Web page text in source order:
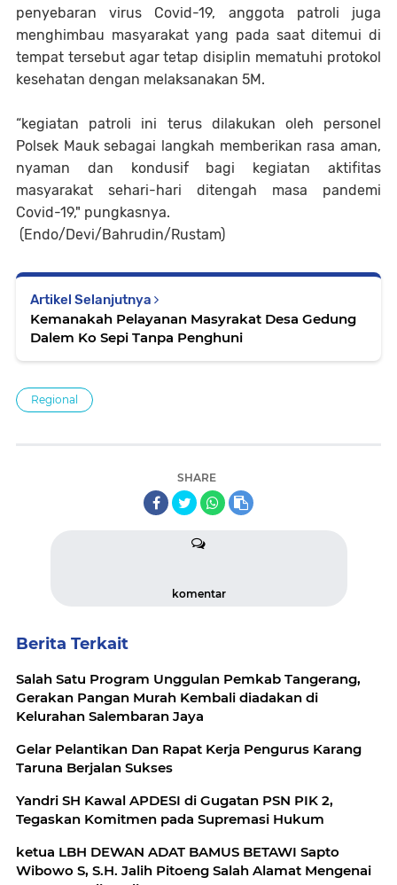
penyebaran virus Covid-19, anggota patroli juga
menghimbau masyarakat yang pada saat ditemui di
tempat tersebut agar tetap disiplin mematuhi protokol
kesehatan dengan melaksanakan 5M.
“kegiatan patroli ini terus dilakukan oleh personel
Polsek Mauk sebagai langkah memberikan rasa aman,
nyaman dan kondusif bagi kegiatan aktifitas
masyarakat sehari-hari ditengah masa pandemi
Covid-19," pungkasnya.
(Endo/Devi/Bahrudin/Rustam)
Artikel Selanjutnya
Kemanakah Pelayanan Masyrakat Desa Gedung
Dalem Ko Sepi Tanpa Penghuni
Regional
SHARE
komentar
Berita Terkait
Salah Satu Program Unggulan Pemkab Tangerang,
Gerakan Pangan Murah Kembali diadakan di
Kelurahan Salembaran Jaya
Gelar Pelantikan Dan Rapat Kerja Pengurus Karang
Taruna Berjalan Sukses
Yandri SH Kawal APDESI di Gugatan PSN PIK 2,
Tegaskan Komitmen pada Supremasi Hukum
ketua LBH DEWAN ADAT BAMUS BETAWI Sapto
Wibowo S, S.H. Jalih Pitoeng Salah Alamat Mengenai